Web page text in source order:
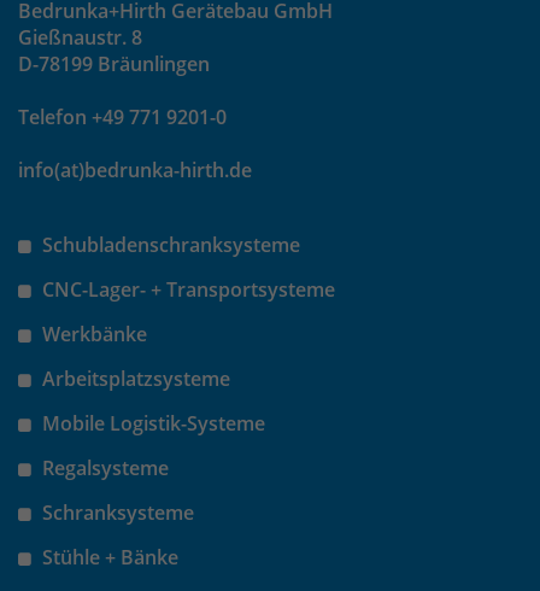
Bedrunka+Hirth Gerätebau GmbH
Gießnaustr. 8
D-78199 Bräunlingen
Telefon +49 771 9201-0
info(at)bedrunka-hirth.de
Schubladenschranksysteme
CNC-Lager- + Transportsysteme
Werkbänke
Arbeitsplatzsysteme
Mobile Logistik-Systeme
Regalsysteme
Schranksysteme
Stühle + Bänke
Zweck
Informationen anonym und weisen
um eindeutige Besucher zu
auf unserem Server gespeichert und
unzugänglich.
Laufzeit 30 Minuten
Das Cookie wird genutzt um temporär